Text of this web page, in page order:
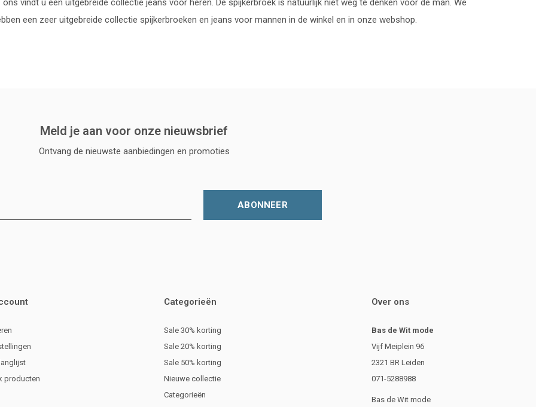
ons vindt u een uitgebreide collectie jeans voor heren. De spijkerbroek is natuurlijk niet weg te denken voor de man. We
een zeer uitgebreide collectie spijkerbroeken en jeans voor mannen in de winkel en in onze webshop.
Meld je aan voor onze nieuwsbrief
Ontvang de nieuwste aanbiedingen en promoties
ABONNEER
producten
Categorieën
Sale 30% korting
Sale 20% korting
Sale 50% korting
Nieuwe collectie
Categorieën
Over ons
Bas de Wit mode
Vijf Meiplein 96
2321 BR Leiden
071-5288988
Bas de Wit mode